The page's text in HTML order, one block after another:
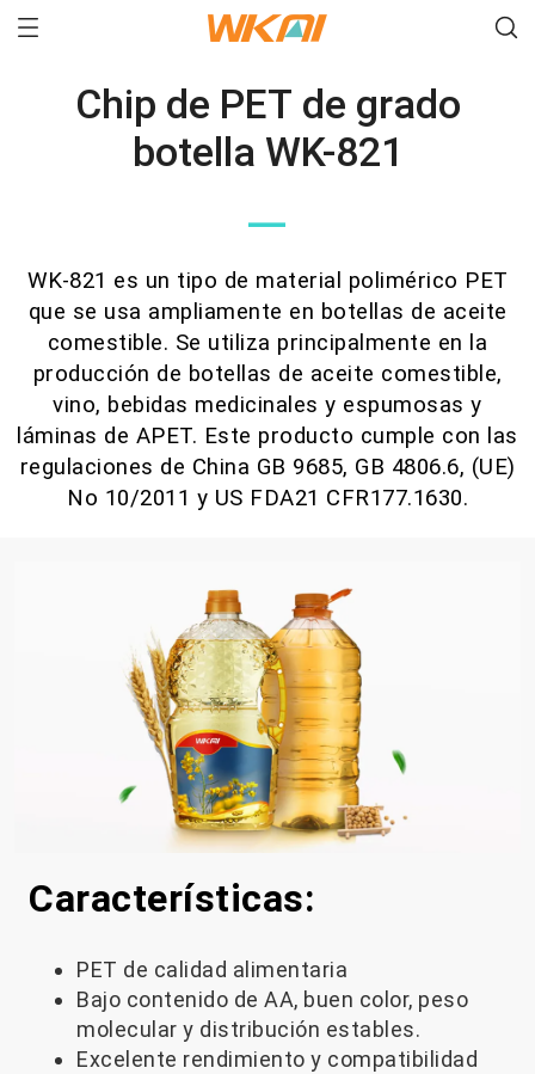
Chip de PET de grado
botella WK-821
—
WK-821 es un tipo de material polimérico PET
que se usa ampliamente en botellas de aceite
comestible. Se utiliza principalmente en la
producción de botellas de aceite comestible,
vino, bebidas medicinales y espumosas y
láminas de APET. Este producto cumple con las
regulaciones de China GB 9685, GB 4806.6, (UE)
No 10/2011 y US FDA21 CFR177.1630.
Características:
PET de calidad alimentaria
Bajo contenido de AA, buen color, peso
molecular y distribución estables.
Excelente rendimiento y compatibilidad